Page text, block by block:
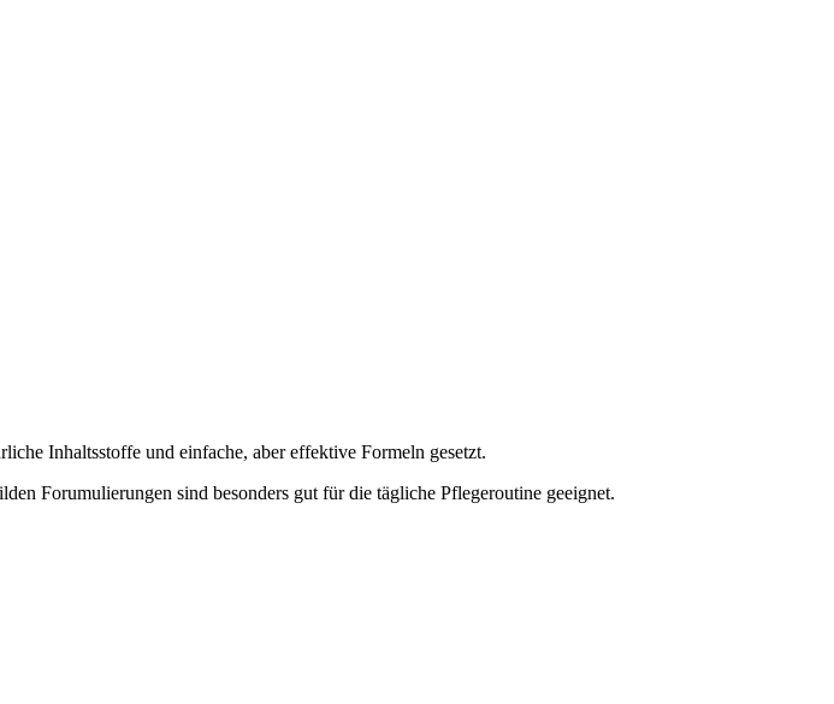
Inhaltsstoffe und einfache, aber effektive Formeln gesetzt.
Forumulierungen sind besonders gut für die tägliche Pflegeroutine geeignet.